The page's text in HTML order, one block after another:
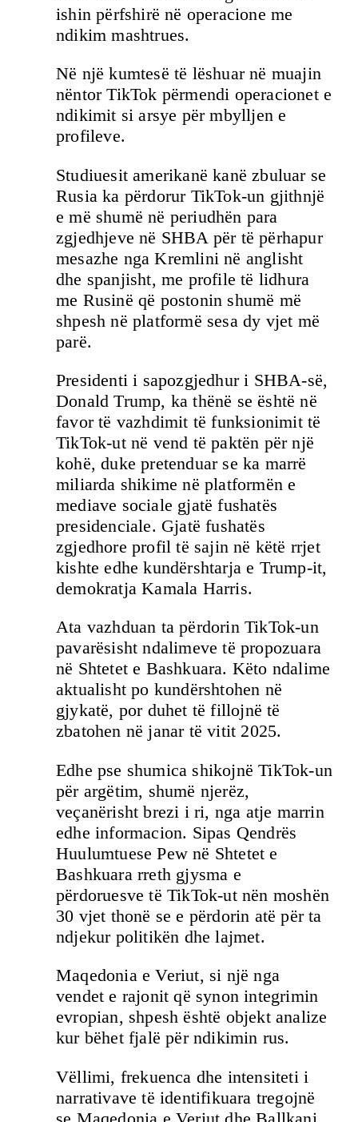
ishin përfshirë në operacione me
ndikim mashtrues.
Në një kumtesë të lëshuar në muajin
nëntor TikTok përmendi operacionet e
ndikimit si arsye për mbylljen e
profileve.
Studiuesit amerikanë kanë zbuluar se
Rusia ka përdorur TikTok-un gjithnjë
e më shumë në periudhën para
zgjedhjeve në SHBA për të përhapur
mesazhe nga Kremlini në anglisht
dhe spanjisht, me profile të lidhura
me Rusinë që postonin shumë më
shpesh në platformë sesa dy vjet më
parë.
Presidenti i sapozgjedhur i SHBA-së,
Donald Trump, ka thënë se është në
favor të vazhdimit të funksionimit të
TikTok-ut në vend të paktën për një
kohë, duke pretenduar se ka marrë
miliarda shikime në platformën e
mediave sociale gjatë fushatës
presidenciale. Gjatë fushatës
zgjedhore profil të sajin në këtë rrjet
kishte edhe kundërshtarja e Trump-it,
demokratja Kamala Harris.
Ata vazhduan ta përdorin TikTok-un
pavarësisht ndalimeve të propozuara
në Shtetet e Bashkuara. Këto ndalime
aktualisht po kundërshtohen në
gjykatë, por duhet të fillojnë të
zbatohen në janar të vitit 2025.
Edhe pse shumica shikojnë TikTok-un
për argëtim, shumë njerëz,
veçanërisht brezi i ri, nga atje marrin
edhe informacion. Sipas Qendrës
Huulumtuese Pew në Shtetet e
Bashkuara rreth gjysma e
përdoruesve të TikTok-ut nën moshën
30 vjet thonë se e përdorin atë për ta
ndjekur politikën dhe lajmet.
Maqedonia e Veriut, si një nga
vendet e rajonit që synon integrimin
evropian, shpesh është objekt analize
kur bëhet fjalë për ndikimin rus.
Vëllimi, frekuenca dhe intensiteti i
narrativave të identifikuara tregojnë